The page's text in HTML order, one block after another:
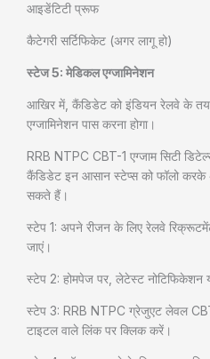
आइडेंटिटी प्रूफ
कैटेगरी सर्टिफिकेट (अगर लागू हो)
स्टेज 5: मेडिकल एग्जामिनेशन
आखिर में, कैंडिडेट को इंडियन रेलवे के
एग्जामिनेशन पास करना होगा।
RRB NTPC CBT-1 एग्जाम सिटी
कैंडिडेट इन आसान स्टेप्स को फॉलो करके
सकते हैं।
स्टेप 1: अपने रीजन के लिए रेलवे
जाएं।
स्टेप 2: होमपेज पर, लेटेस्ट नोटिफिकेशन
स्टेप 3: RRB NTPC ग्रेजुएट लेवल
टाइटल वाले लिंक पर क्लिक करें।